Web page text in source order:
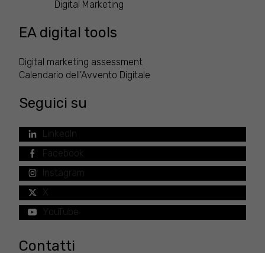
Digital Marketing
EA digital tools
Digital marketing assessment
Calendario dell'Avvento Digitale
Seguici su
LinkedIn
Facebook
Instagram
X
YouTube
Contatti